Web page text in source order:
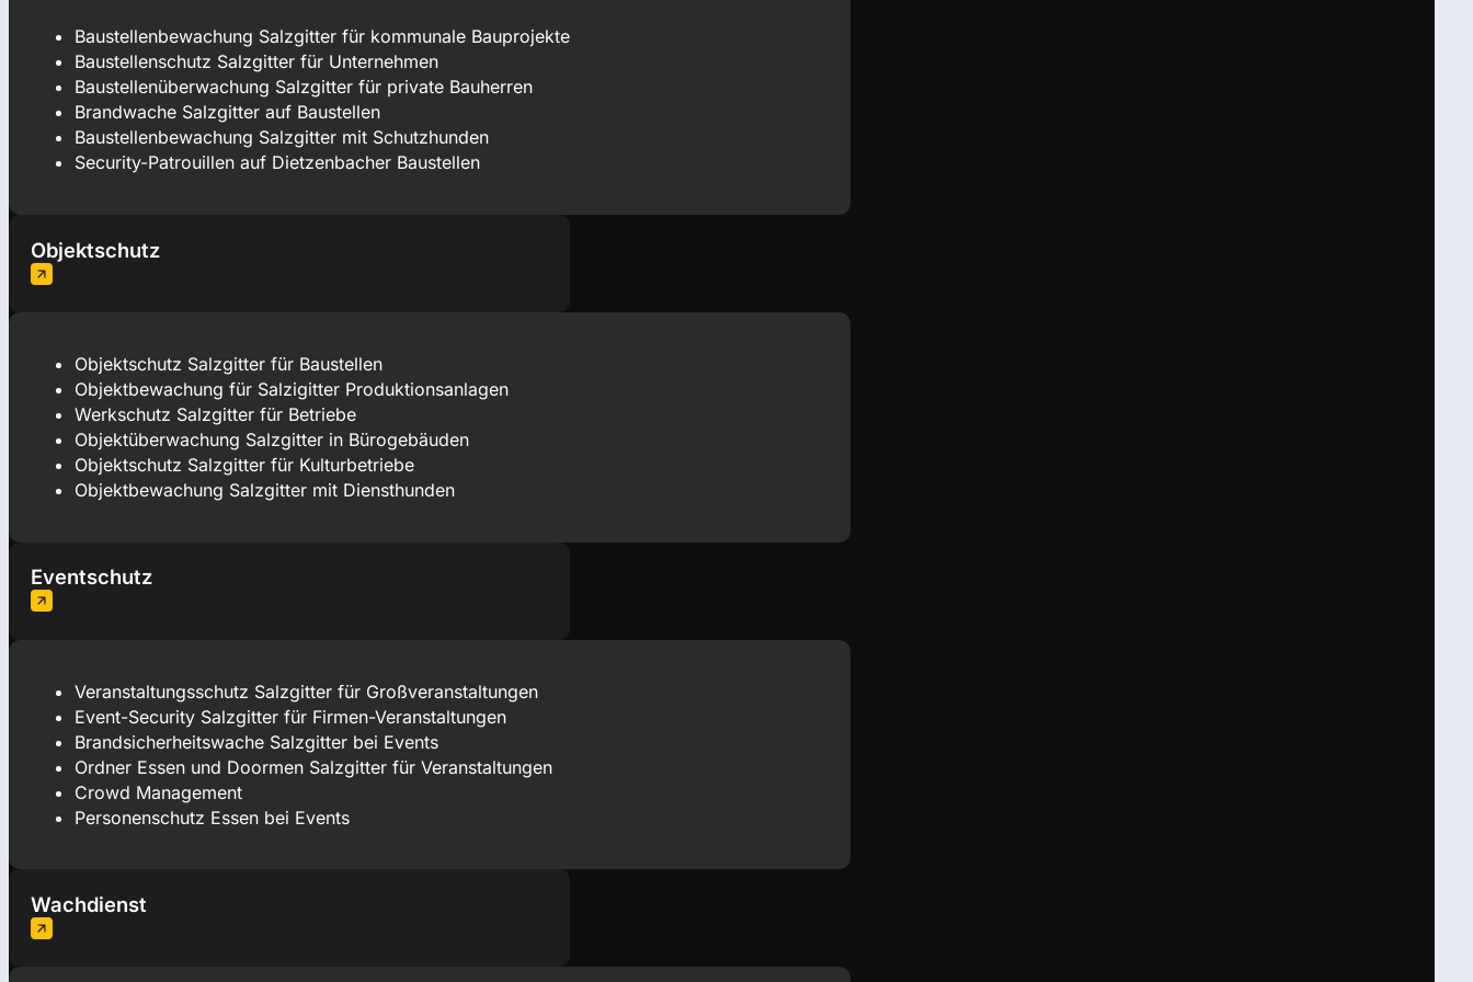
Baustellenbewachung Salzgitter für kommunale Bauprojekte
Baustellenschutz Salzgitter für Unternehmen
Baustellenüberwachung Salzgitter für private Bauherren
Brandwache Salzgitter auf Baustellen
Baustellenbewachung Salzgitter mit Schutzhunden
Security-Patrouillen auf Dietzenbacher Baustellen
Objektschutz
Objektschutz Salzgitter für Baustellen
Objektbewachung für Salzigitter Produktionsanlagen
Werkschutz Salzgitter für Betriebe
Objektüberwachung Salzgitter in Bürogebäuden
Objektschutz Salzgitter für Kulturbetriebe
Objektbewachung Salzgitter mit Diensthunden
Eventschutz
Veranstaltungsschutz Salzgitter für Großveranstaltungen
Event-Security Salzgitter für Firmen-Veranstaltungen
Brandsicherheitswache Salzgitter bei Events
Ordner Essen und Doormen Salzgitter für Veranstaltungen
Crowd Management
Personenschutz Essen bei Events
Wachdienst